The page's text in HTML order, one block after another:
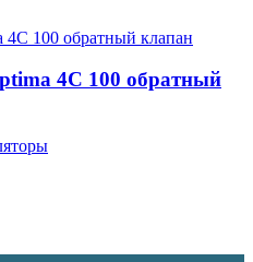
4С 100 обратный